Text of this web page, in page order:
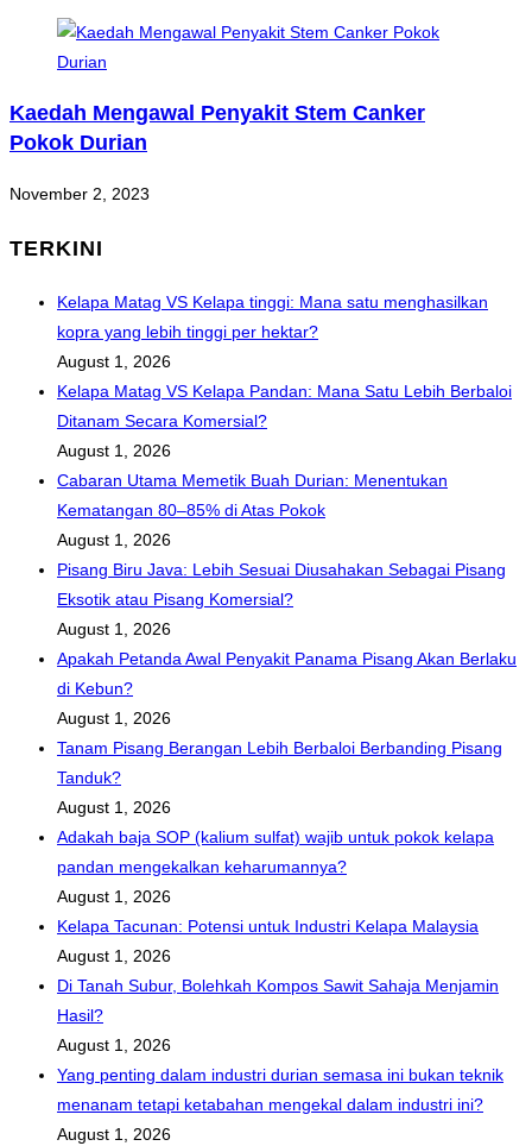
Kaedah Mengawal Penyakit Stem Canker
Pokok Durian
November 2, 2023
TERKINI
Kelapa Matag VS Kelapa tinggi: Mana satu menghasilkan
kopra yang lebih tinggi per hektar?
August 1, 2026
Kelapa Matag VS Kelapa Pandan: Mana Satu Lebih Berbaloi
Ditanam Secara Komersial?
August 1, 2026
Cabaran Utama Memetik Buah Durian: Menentukan
Kematangan 80–85% di Atas Pokok
August 1, 2026
Pisang Biru Java: Lebih Sesuai Diusahakan Sebagai Pisang
Eksotik atau Pisang Komersial?
August 1, 2026
Apakah Petanda Awal Penyakit Panama Pisang Akan Berlaku
di Kebun?
August 1, 2026
Tanam Pisang Berangan Lebih Berbaloi Berbanding Pisang
Tanduk?
August 1, 2026
Adakah baja SOP (kalium sulfat) wajib untuk pokok kelapa
pandan mengekalkan keharumannya?
August 1, 2026
Kelapa Tacunan: Potensi untuk Industri Kelapa Malaysia
August 1, 2026
Di Tanah Subur, Bolehkah Kompos Sawit Sahaja Menjamin
Hasil?
August 1, 2026
Yang penting dalam industri durian semasa ini bukan teknik
menanam tetapi ketabahan mengekal dalam industri ini?
August 1, 2026